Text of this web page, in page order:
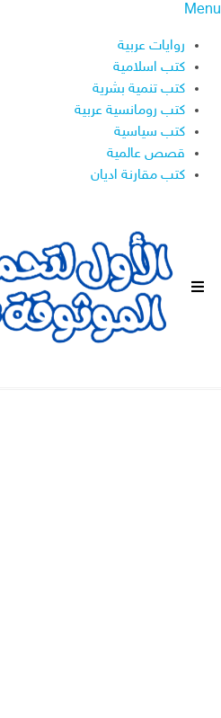
Menu
روايات عربية
كتب اسلامية
كتب تنمية بشرية
كتب رومانسية عربية
كتب سياسية
قصص عالمية
كتب مقارنة اديان
ا